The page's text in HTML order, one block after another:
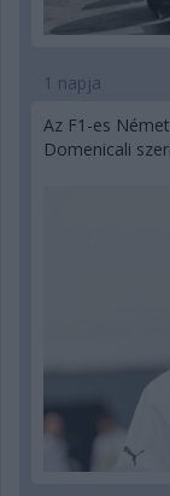
1 napja
Az F1-es
Domenicali